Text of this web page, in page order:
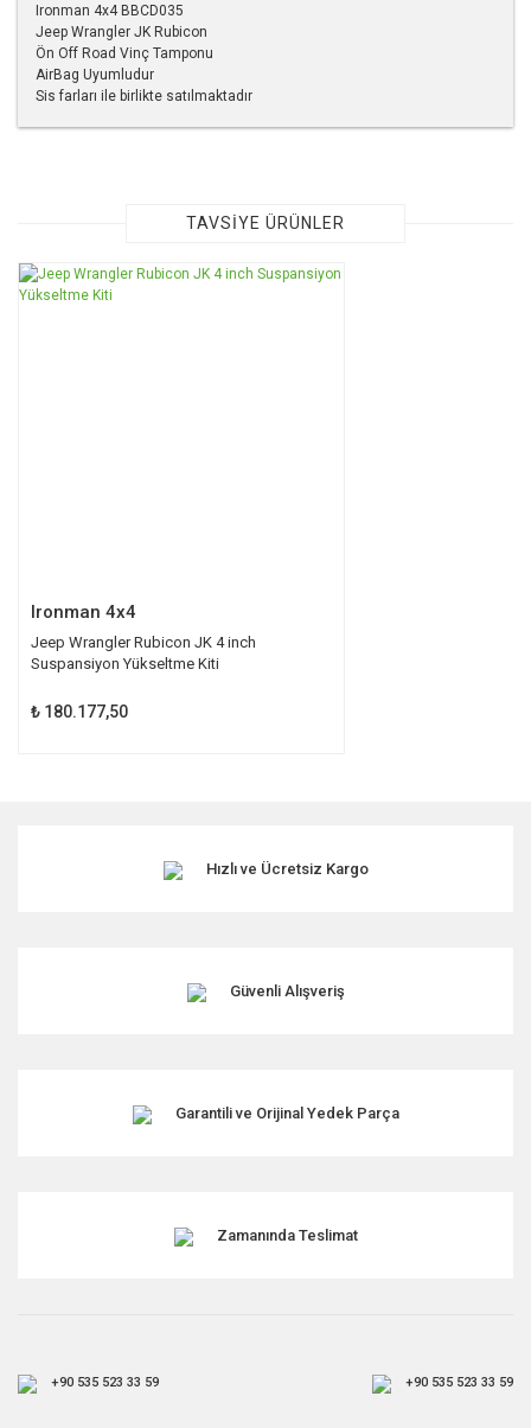
Ironman 4x4 BBCD035
Jeep Wrangler JK Rubicon
Ön Off Road Vinç Tamponu
AirBag Uyumludur
Sis farları ile birlikte satılmaktadır
Görüş ve önerileriniz için teşekkür ederiz.
Ürün resmi kalitesiz, bozuk veya görüntülenemiyor.
TAVSİYE ÜRÜNLER
Ironman 4x4
Jeep Wrangler Rubicon JK 4 inch
Suspansiyon Yükseltme Kiti
₺ 180.177,50
Hızlı ve Ücretsiz Kargo
Güvenli Alışveriş
Garantili ve Orijinal Yedek Parça
Zamanında Teslimat
+90 535 523 33 59 +90 535 523 33 59